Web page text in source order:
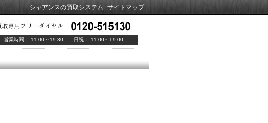
シャアンスの買取システム サイトマップ
営業時間： 11:00～19:30 日祝： 11:00～19:00